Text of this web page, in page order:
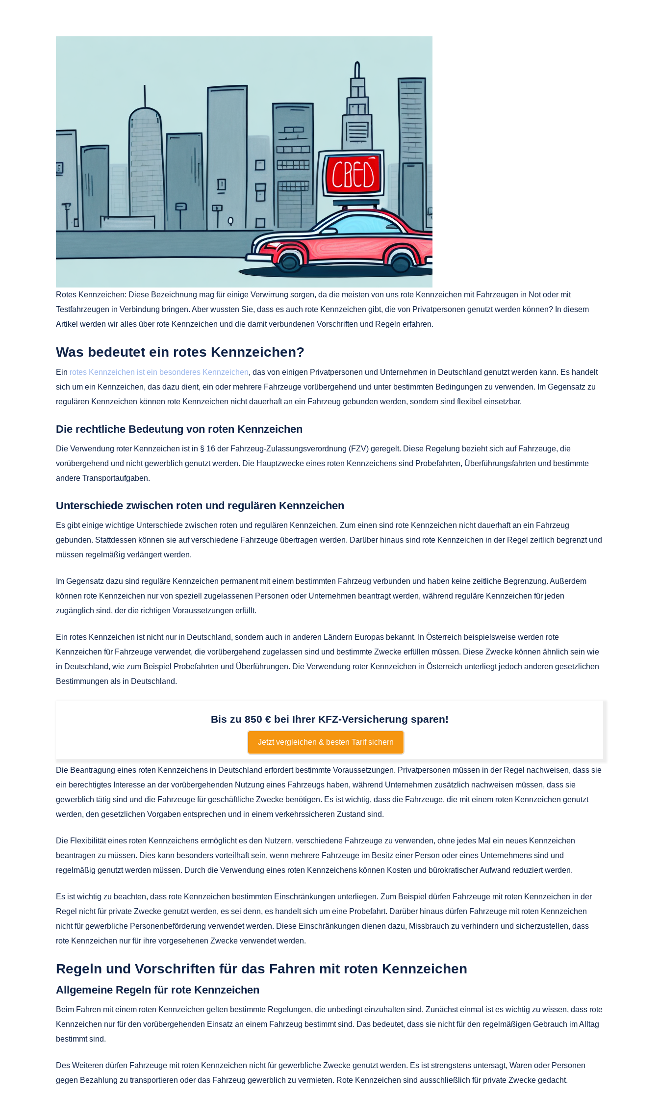
Rotes Kennzeichen: Diese Bezeichnung mag für einige Verwirrung sorgen, da die meisten von uns rote Kennzeichen mit Fahrzeugen in Not oder mit
Testfahrzeugen in Verbindung bringen. Aber wussten Sie, dass es auch rote Kennzeichen gibt, die von Privatpersonen genutzt werden können? In diesem
Artikel werden wir alles über rote Kennzeichen und die damit verbundenen Vorschriften und Regeln erfahren.
Was bedeutet ein rotes Kennzeichen?
Ein rotes Kennzeichen ist ein besonderes Kennzeichen, das von einigen Privatpersonen und Unternehmen in Deutschland genutzt werden kann. Es handelt
sich um ein Kennzeichen, das dazu dient, ein oder mehrere Fahrzeuge vorübergehend und unter bestimmten Bedingungen zu verwenden. Im Gegensatz zu
regulären Kennzeichen können rote Kennzeichen nicht dauerhaft an ein Fahrzeug gebunden werden, sondern sind flexibel einsetzbar.
Die rechtliche Bedeutung von roten Kennzeichen
Die Verwendung roter Kennzeichen ist in § 16 der Fahrzeug-Zulassungsverordnung (FZV) geregelt. Diese Regelung bezieht sich auf Fahrzeuge, die
vorübergehend und nicht gewerblich genutzt werden. Die Hauptzwecke eines roten Kennzeichens sind Probefahrten, Überführungsfahrten und bestimmte
andere Transportaufgaben.
Unterschiede zwischen roten und regulären Kennzeichen
Es gibt einige wichtige Unterschiede zwischen roten und regulären Kennzeichen. Zum einen sind rote Kennzeichen nicht dauerhaft an ein Fahrzeug
gebunden. Stattdessen können sie auf verschiedene Fahrzeuge übertragen werden. Darüber hinaus sind rote Kennzeichen in der Regel zeitlich begrenzt und
müssen regelmäßig verlängert werden.
Im Gegensatz dazu sind reguläre Kennzeichen permanent mit einem bestimmten Fahrzeug verbunden und haben keine zeitliche Begrenzung. Außerdem
können rote Kennzeichen nur von speziell zugelassenen Personen oder Unternehmen beantragt werden, während reguläre Kennzeichen für jeden
zugänglich sind, der die richtigen Voraussetzungen erfüllt.
Ein rotes Kennzeichen ist nicht nur in Deutschland, sondern auch in anderen Ländern Europas bekannt. In Österreich beispielsweise werden rote
Kennzeichen für Fahrzeuge verwendet, die vorübergehend zugelassen sind und bestimmte Zwecke erfüllen müssen. Diese Zwecke können ähnlich sein wie
in Deutschland, wie zum Beispiel Probefahrten und Überführungen. Die Verwendung roter Kennzeichen in Österreich unterliegt jedoch anderen gesetzlichen
Bestimmungen als in Deutschland.
Bis zu 850 € bei Ihrer KFZ-Versicherung sparen!
Jetzt vergleichen & besten Tarif sichern
Die Beantragung eines roten Kennzeichens in Deutschland erfordert bestimmte Voraussetzungen. Privatpersonen müssen in der Regel nachweisen, dass sie
ein berechtigtes Interesse an der vorübergehenden Nutzung eines Fahrzeugs haben, während Unternehmen zusätzlich nachweisen müssen, dass sie
gewerblich tätig sind und die Fahrzeuge für geschäftliche Zwecke benötigen. Es ist wichtig, dass die Fahrzeuge, die mit einem roten Kennzeichen genutzt
werden, den gesetzlichen Vorgaben entsprechen und in einem verkehrssicheren Zustand sind.
Die Flexibilität eines roten Kennzeichens ermöglicht es den Nutzern, verschiedene Fahrzeuge zu verwenden, ohne jedes Mal ein neues Kennzeichen
beantragen zu müssen. Dies kann besonders vorteilhaft sein, wenn mehrere Fahrzeuge im Besitz einer Person oder eines Unternehmens sind und
regelmäßig genutzt werden müssen. Durch die Verwendung eines roten Kennzeichens können Kosten und bürokratischer Aufwand reduziert werden.
Es ist wichtig zu beachten, dass rote Kennzeichen bestimmten Einschränkungen unterliegen. Zum Beispiel dürfen Fahrzeuge mit roten Kennzeichen in der
Regel nicht für private Zwecke genutzt werden, es sei denn, es handelt sich um eine Probefahrt. Darüber hinaus dürfen Fahrzeuge mit roten Kennzeichen
nicht für gewerbliche Personenbeförderung verwendet werden. Diese Einschränkungen dienen dazu, Missbrauch zu verhindern und sicherzustellen, dass
rote Kennzeichen nur für ihre vorgesehenen Zwecke verwendet werden.
Regeln und Vorschriften für das Fahren mit roten Kennzeichen
Allgemeine Regeln für rote Kennzeichen
Beim Fahren mit einem roten Kennzeichen gelten bestimmte Regelungen, die unbedingt einzuhalten sind. Zunächst einmal ist es wichtig zu wissen, dass rote
Kennzeichen nur für den vorübergehenden Einsatz an einem Fahrzeug bestimmt sind. Das bedeutet, dass sie nicht für den regelmäßigen Gebrauch im Alltag
bestimmt sind.
Des Weiteren dürfen Fahrzeuge mit roten Kennzeichen nicht für gewerbliche Zwecke genutzt werden. Es ist strengstens untersagt, Waren oder Personen
gegen Bezahlung zu transportieren oder das Fahrzeug gewerblich zu vermieten. Rote Kennzeichen sind ausschließlich für private Zwecke gedacht.